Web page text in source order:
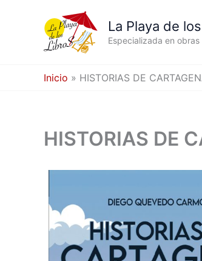
La Playa de
Especializada en
Inicio HISTORIAS DE
HISTORIAS DE